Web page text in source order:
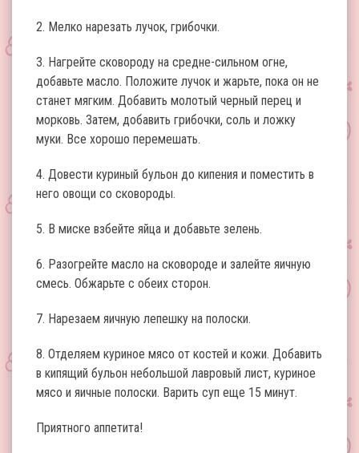
2. Мелко нарезать лучок, грибочки.
3. Нагрейте сковороду на средне-сильном огне,
добавьте масло. Положите лучок и жарьте, пока он не
станет мягким. Добавить молотый черный перец и
морковь. Затем, добавить грибочки, соль и ложку
муки. Все хорошо перемешать.
4. Довести куриный бульон до кипения и поместить в
него овощи со сковороды.
5. В миске взбейте яйца и добавьте зелень.
6. Разогрейте масло на сковороде и залейте яичную
смесь. Обжарьте с обеих сторон.
7. Нарезаем яичную лепешку на полоски.
8. Отделяем куриное мясо от костей и кожи. Добавить
в кипящий бульон небольшой лавровый лист, куриное
мясо и яичные полоски. Варить суп еще 15 минут.
Приятного аппетита!